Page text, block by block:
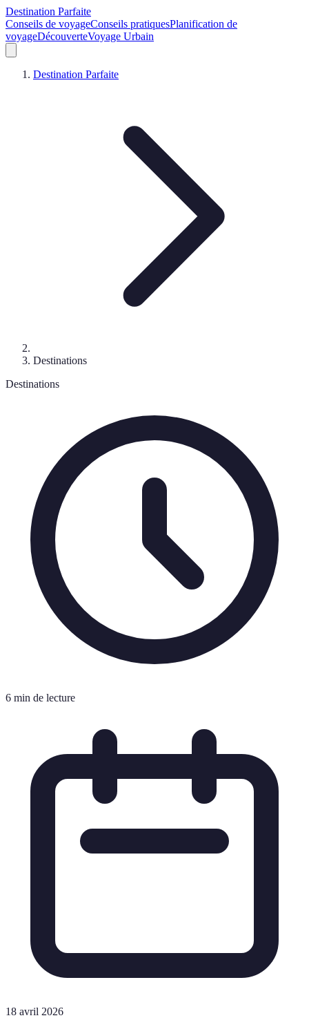
Destination Parfaite
Conseils de voyageConseils pratiquesPlanification de
voyageDécouverteVoyage Urbain
Destination Parfaite
Destinations
Destinations
6 min de lecture
18 avril 2026